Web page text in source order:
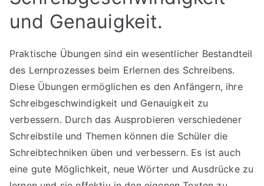
und Genauigkeit.
Praktische Übungen sind ein wesentlicher Bestandteil
des Lernprozesses beim Erlernen des Schreibens.
Diese Übungen ermöglichen es den Anfängern, ihre
Schreibgeschwindigkeit und Genauigkeit zu
verbessern. Durch das Ausprobieren verschiedener
Schreibstile und Themen können die Schüler die
Schreibtechniken üben und verbessern. Es ist auch
eine gute Möglichkeit, neue Wörter und Ausdrücke zu